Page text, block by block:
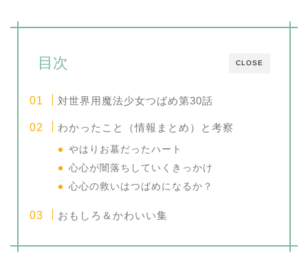
CLOSE
目次
対世界用魔法少女つばめ第30話
わかったこと（情報まとめ）と考察
やはりお墓だったハート
心心が闇落ちしていくきっかけ
心心の救いはつばめになるか？
おもしろ＆かわいい集